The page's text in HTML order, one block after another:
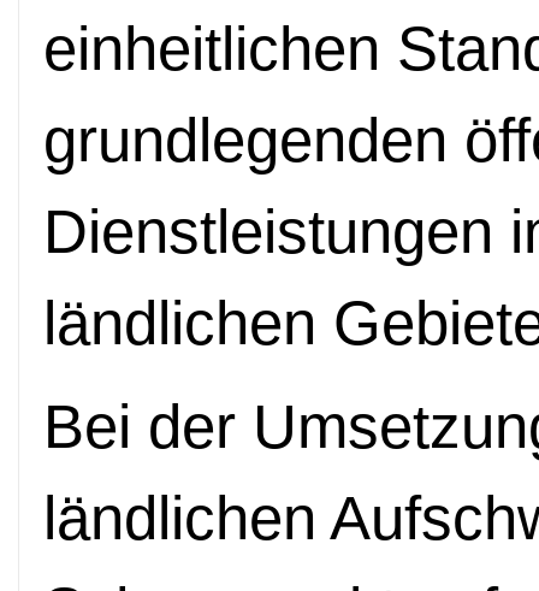
einheitlichen
grundlegenden
Dienstleistungen
ländlichen
Bei der
ländlichen